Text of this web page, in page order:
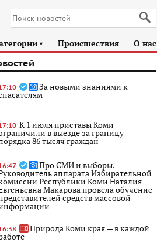
► Происшествия О нас
За новыми знаниями к
К 1 июля приставы Коми
в выезде за границу
86 тысяч граждан
Про СМИ и выборы.
аппарата Избирательной
Республики Коми Наталия
Макарова провела обучение
средств массовой
Природа Коми края — в каждой